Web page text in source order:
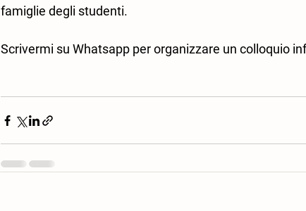
famiglie degli studenti.
Scrivermi su Whatsapp per organizzare un colloquio